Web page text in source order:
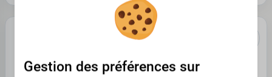
Gestion des préférences sur